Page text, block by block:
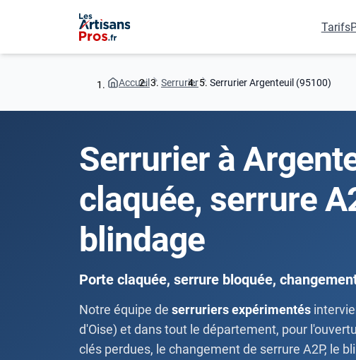
Tarifs
Accueil Serrurier Serrurier Argenteuil (95100)
Serrurier à
claquée, serrure
blindage
Porte claquée, serrure bloquée,
Notre équipe de serruriers expérimentés
d'Oise) et dans tout le département, pour
clés perdues, le changement de serrure A2P, le